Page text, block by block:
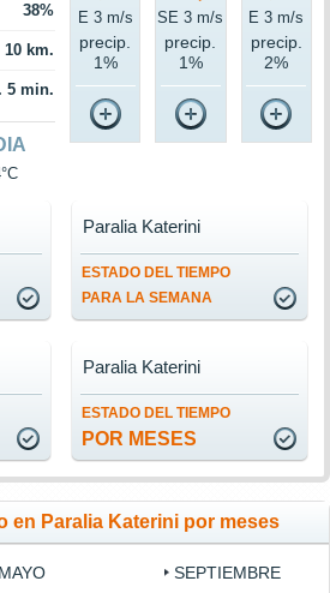
38%
10 km.
5 min.
E 3 m/s
precip.
1%
SE 3 m/s
precip.
1%
E 3 m/s
precip.
2%
ESTADO DEL TIEMPO
PARA LA SEMANA
Paralia Katerini
ESTADO DEL TIEMPO
POR MESES
Paralia Katerini
en Paralia Katerini por meses
MAYO
SEPTIEMBRE